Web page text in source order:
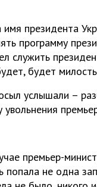
президента
программу
служить
будет
услышали –
премьер-
не одна